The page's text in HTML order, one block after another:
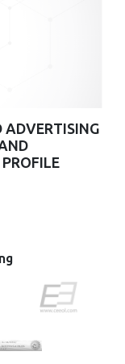
ADVERTISING